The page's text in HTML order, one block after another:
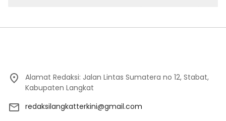
Alamat Redaksi: Jalan Lintas Sumatera no 12, Stabat,
Kabupaten Langkat
redaksilangkatterkini@gmail.com